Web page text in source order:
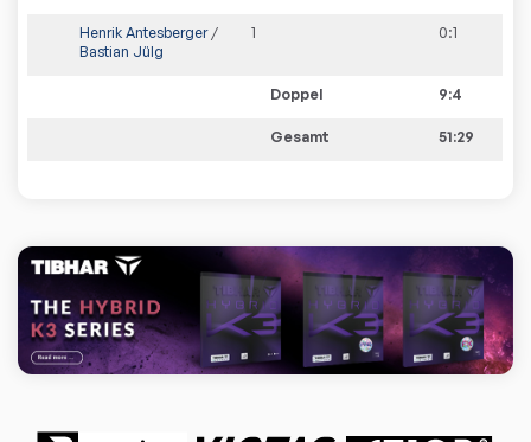
Henrik Antesberger/
Bastian Jülg
1 0:1
Doppel 9:4
Gesamt 51:29